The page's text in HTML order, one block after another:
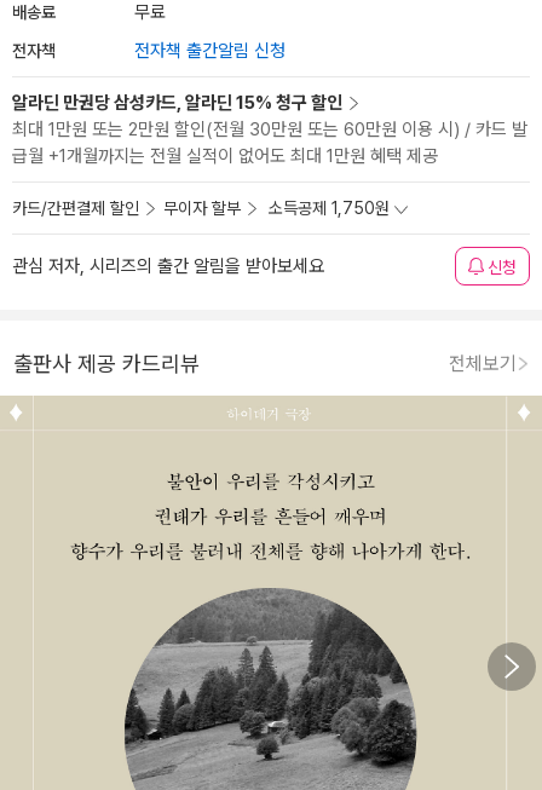
배송료 무료
전자책 전자책 출간알림 신청
알라딘 만권당 삼성카드, 알라딘 15% 청구 할인
최대 1만원 또는 2만원 할인(전월 30만원 또는 60만원 이용 시) / 카드 발
급월 +1개월까지는 전월 실적이 없어도 최대 1만원 혜택 제공
카드/간편결제 할인 무이자 할부 소득공제 1,750원
관심 저자, 시리즈의 출간 알림을 받아보세요 신청
출판사 제공 카드리뷰 전체보기